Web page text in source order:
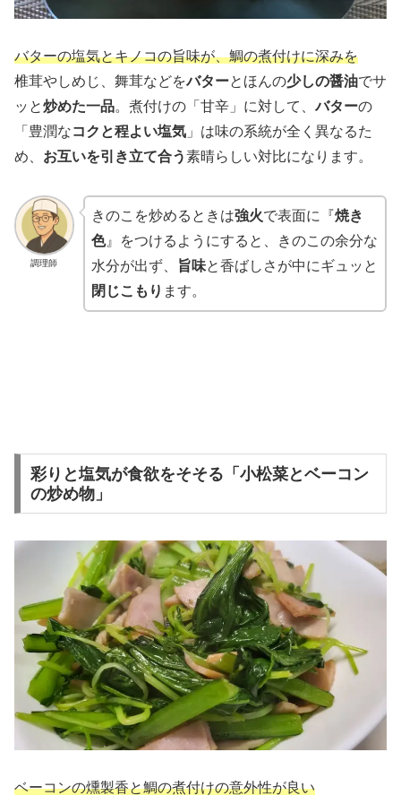
バターの塩気とキノコの旨味が、鯛の煮付けに深みを
椎茸やしめじ、舞茸などをバターとほんの少しの醤油でサ
ッと炒めた一品。煮付けの「甘辛」に対して、バターの
「豊潤なコクと程よい塩気 」は味の系統が全く異なるた
め、 お互いを引き立て合う素晴らしい対比になります。
調理師
きのこを炒めるときは強火で表面に『焼き
色』をつけるようにすると、きのこの余分な
水分が出ず、
旨味と香ばしさが中にギュッと
閉じこもり ます。
彩りと塩気が食欲をそそる「小松菜とベーコン
の炒め物」
ベーコンの燻製香と鯛の煮付けの意外性が良い